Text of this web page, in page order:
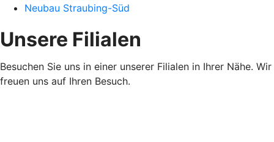
Neubau Straubing-Süd
Unsere Filialen
Besuchen Sie uns in einer unserer Filialen in Ihrer Nähe. Wir
freuen uns auf Ihren Besuch.